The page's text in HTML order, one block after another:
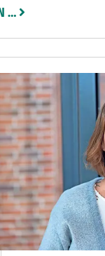
Betrieb. Sie
bei
…